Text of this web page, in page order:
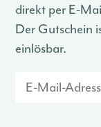
direkt per E-
Der Gutschein
einlösbar.